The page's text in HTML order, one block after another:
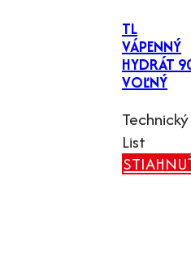
TL
VÁPENNÝ
HYDRÁT
VOĽNÝ
Technický
List